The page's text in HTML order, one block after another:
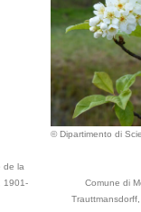
de la
1901-
© Dipartimento di
Comune di